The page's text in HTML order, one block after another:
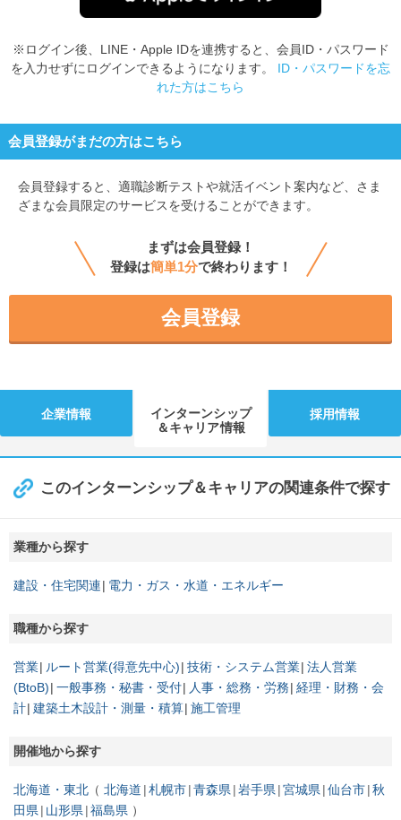
※ログイン後、LINE・Apple IDを連携すると、会員ID・パスワード
を入力せずにログインできるようになります。 ID・パスワードを忘
れた方はこちら
会員登録がまだの方はこちら
会員登録すると、 適職診断テストや就活イベント案内など、さま
ざまな会員限定のサービスを受けることができます。
まずは会員登録！
登録は簡単1分で終わります！
会員登録
企業情報
インターンシップ
＆キャリア情報
採用情報
このインターンシップ＆キャリアの関連条件で探す
業種から探す
建設・住宅関連 電力・ガス・水道・エネルギー
職種から探す
営業 ルート営業(得意先中心) 技術・システム営業 法人営業
(BtoB) 一般事務・秘書・受付 人事・総務・労務 経理・財務・会
計 建築土木設計・測量・積算 施工管理
開催地から探す
北海道・東北 北海道 札幌市 青森県 岩手県 宮城県 仙台市 秋
田県
山形県 福島県